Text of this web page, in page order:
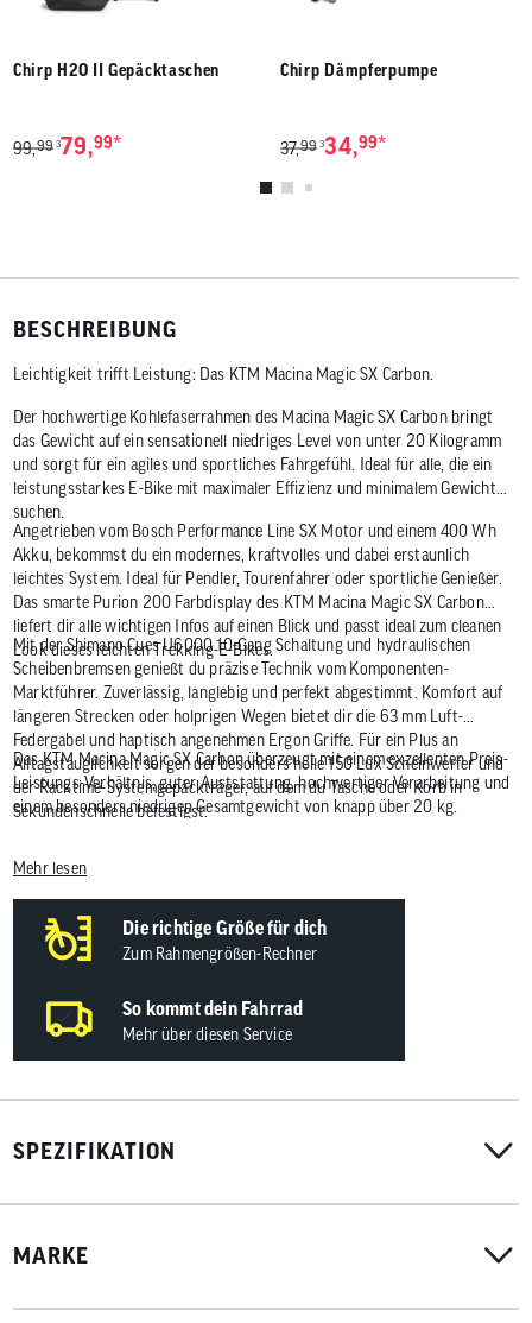
Chirp H2O II Gepäcktaschen
99,99 379,99*
Chirp Dämpferpumpe
37,99 334,99*
BESCHREIBUNG
Leichtigkeit trifft Leistung: Das KTM Macina Magic SX Carbon.
Der hochwertige Kohlefaserrahmen des Macina Magic SX Carbon bringt
das Gewicht auf ein sensationell niedriges Level von unter 20 Kilogramm
und sorgt für ein agiles und sportliches Fahrgefühl. Ideal für alle, die ein
leistungsstarkes E-Bike mit maximaler Effizienz und minimalem Gewicht
suchen.
Angetrieben vom Bosch Performance Line SX Motor und einem 400 Wh
Akku, bekommst du ein modernes, kraftvolles und dabei erstaunlich
leichtes System. Ideal für Pendler, Tourenfahrer oder sportliche Genießer.
Das smarte Purion 200 Farbdisplay des KTM Macina Magic SX Carbon
liefert dir alle wichtigen Infos auf einen Blick und passt ideal zum cleanen
Look dieses leichten Trekking-E-Bikes.
Mit der Shimano Cues U6000 10-Gang Schaltung und hydraulischen
Scheibenbremsen genießt du präzise Technik vom Komponenten-
Marktführer. Zuverlässig, langlebig und perfekt abgestimmt. Komfort auf
längeren Strecken oder holprigen Wegen bietet dir die 63 mm Luft-
Federgabel und haptisch angenehmen Ergon Griffe. Für ein Plus an
Alltagstauglichkeit sorgen der besonders helle 150 Lux Scheinwerfer und
der Racktime-Systemgepäckträger, auf dem du Tasche oder Korb in
Sekundenschnelle befestigst.
Das KTM Macina Magic SX Carbon überzeugt mit einem exzellenten Preis-
Leistungs-Verhältnis, guter Auststattung, hochwertiger Verarbeitung und
einem besonders niedrigen Gesamtgewicht von knapp über 20 kg.
Mehr lesen
Die richtige Größe für dich
Zum Rahmengrößen-Rechner
So kommt dein Fahrrad
Mehr über diesen Service
SPEZIFIKATION
MARKE